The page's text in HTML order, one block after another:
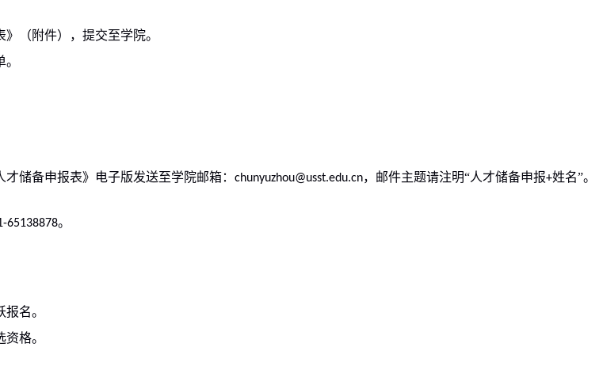
（附件），提交至学院。
才储备申报表》电子版发送至学院邮箱：chunyuzhou@usst.edu.cn，邮件主题请注明“人才储备申报+姓名”。
65138878。
名。
格。